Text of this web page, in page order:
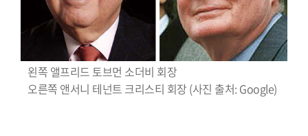
왼쪽 앨프리드 토브먼 소더비 회장
오른쪽 앤서니 테넌트 크리스티 회장 (사진 출처: Google)